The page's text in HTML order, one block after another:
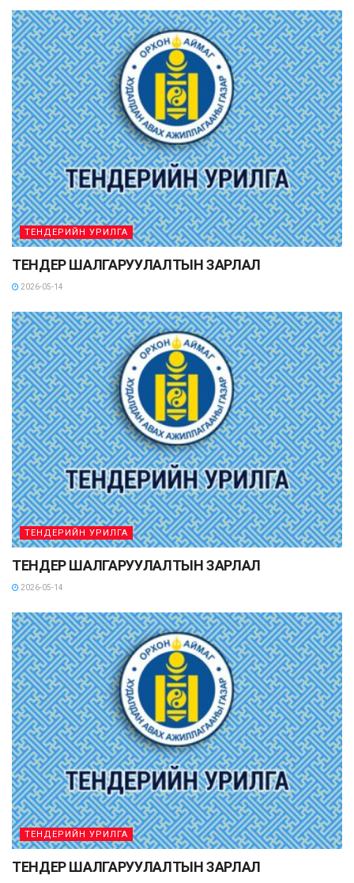
ТЕНДЕРИЙН УРИЛГА
ТЕНДЕР ШАЛГАРУУЛАЛТЫН ЗАРЛАЛ
2026-05-14
ТЕНДЕРИЙН УРИЛГА
ТЕНДЕР ШАЛГАРУУЛАЛТЫН ЗАРЛАЛ
2026-05-14
ТЕНДЕРИЙН УРИЛГА
ТЕНДЕР ШАЛГАРУУЛАЛТЫН ЗАРЛАЛ